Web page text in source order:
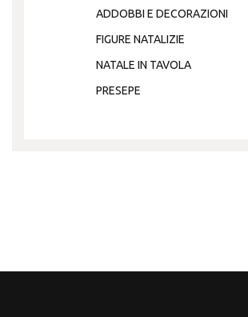
ADDOBBI E DECORAZIONI
FIGURE NATALIZIE
NATALE IN TAVOLA
PRESEPE